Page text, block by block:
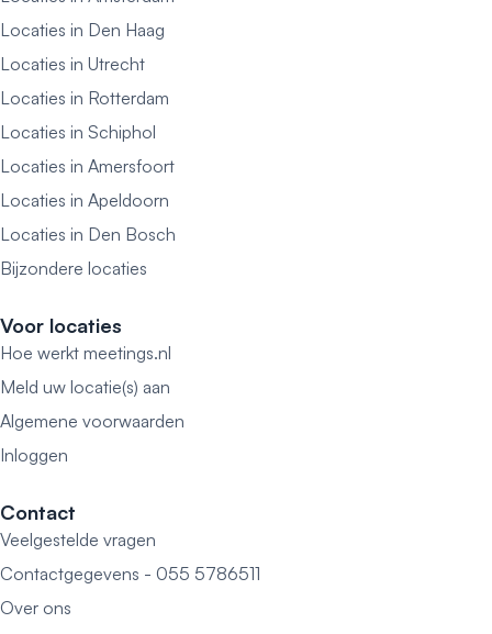
Locaties in Den Haag
Locaties in Utrecht
Locaties in Rotterdam
Locaties in Schiphol
Locaties in Amersfoort
Locaties in Apeldoorn
Locaties in Den Bosch
Bijzondere locaties
Voor locaties
Hoe werkt meetings.nl
Meld uw locatie(s) aan
Algemene voorwaarden
Inloggen
Contact
Veelgestelde vragen
Contactgegevens - 055 5786511
Over ons